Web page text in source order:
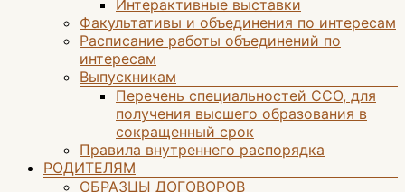
Интерактивные выставки
Факультативы и объединения по интересам
Расписание работы объединений по
интересам
Выпускникам
Перечень специальностей ССО, для
получения высшего образования в
сокращенный срок
Правила внутреннего распорядка
РОДИТЕЛЯМ
ОБРАЗЦЫ ДОГОВОРОВ